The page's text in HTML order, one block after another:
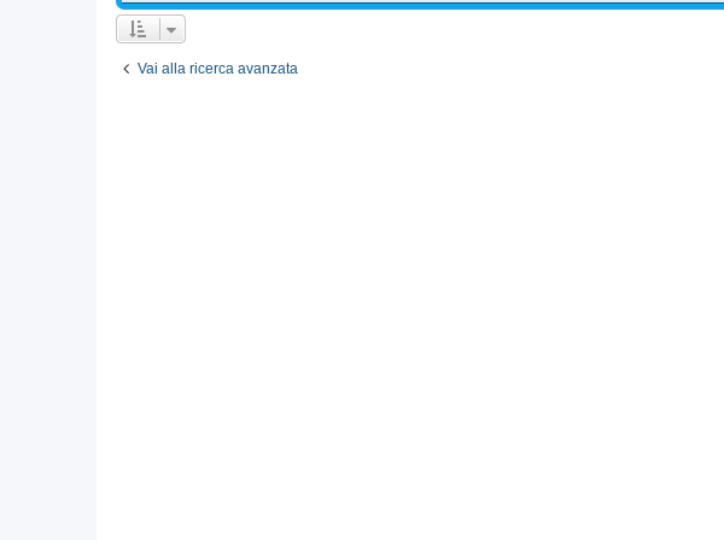
Vai alla ricerca avanzata